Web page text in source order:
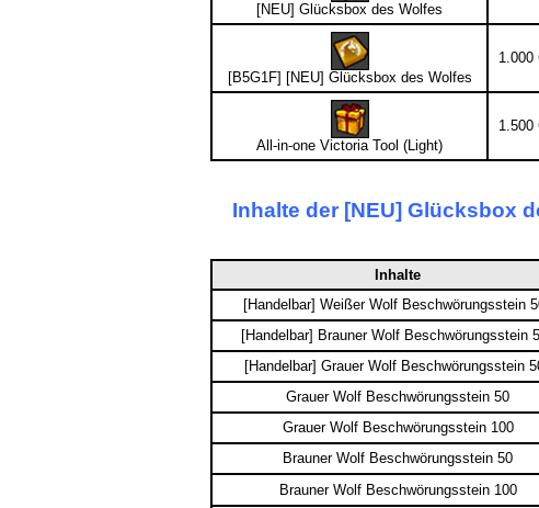
[NEU] Glücksbox des Wolfes
[B5G1F] [NEU] Glücksbox des Wolfes
1.000
All-in-one Victoria Tool (Light)
1.500
Inhalte der [NEU] Glücksbox
Inhalte
[Handelbar] Weißer Wolf Beschwörungsstein
[Handelbar] Brauner Wolf Beschwörungsstein
[Handelbar] Grauer Wolf Beschwörungsstein
Grauer Wolf Beschwörungsstein 50
Grauer Wolf Beschwörungsstein 100
Brauner Wolf Beschwörungsstein 50
Brauner Wolf Beschwörungsstein 100